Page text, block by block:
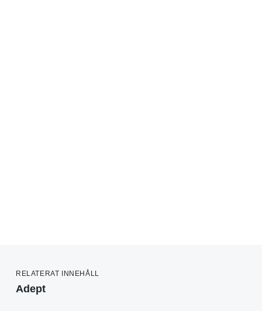
RELATERAT INNEHÅLL
Adept